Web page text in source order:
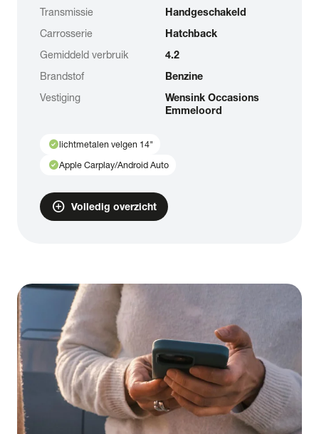
Transmissie
Handgeschakeld
Carrosserie
Hatchback
Gemiddeld verbruik
4.2
Brandstof
Benzine
Vestiging
Wensink Occasions
Emmeloord
check_circlelichtmetalen velgen 14"
check_circleApple Carplay/Android Auto
add_circle Volledig overzicht